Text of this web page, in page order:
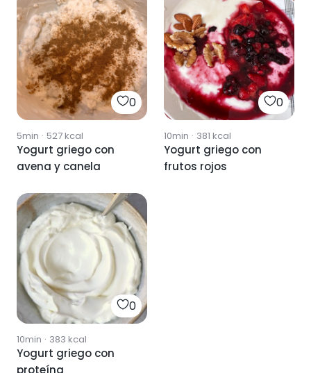
0
5min · 527kcal
Yogurt griego con
avena y canela
0
10min · 381 kcal
Yogurt griego con
frutos rojos
0
10min · 383 kcal
Yogurt griego con
proteína